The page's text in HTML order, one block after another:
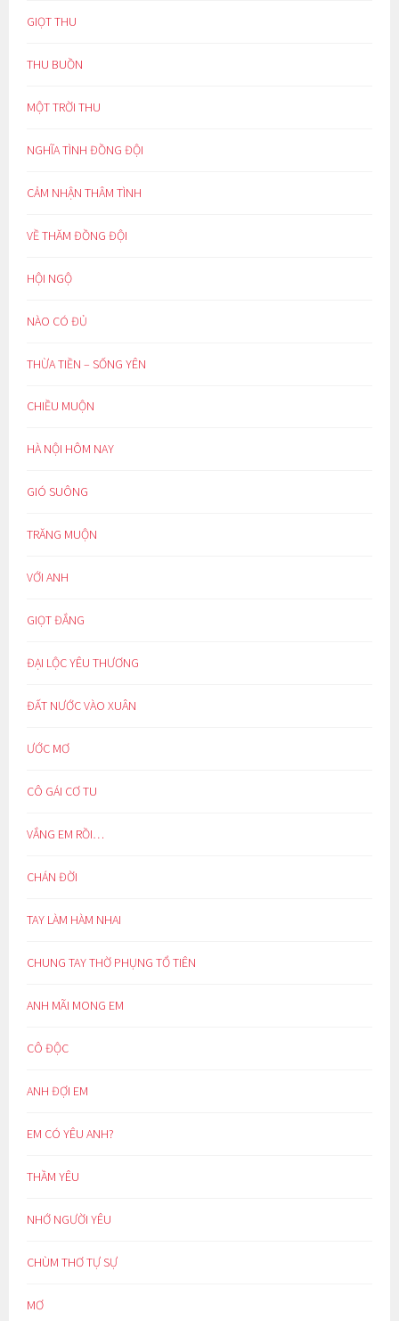
GIỌT THU
THU BUỒN
MỘT TRỜI THU
NGHĨA TÌNH ĐỒNG ĐỘI
CẢM NHẬN THÂM TÌNH
VỀ THĂM ĐỒNG ĐỘI
HỘI NGỘ
NÀO CÓ ĐỦ
THỪA TIỀN – SỐNG YÊN
CHIỀU MUỘN
HÀ NỘI HÔM NAY
GIÓ SUÔNG
TRĂNG MUỘN
VỚI ANH
GIỌT ĐẮNG
ĐẠI LỘC YÊU THƯƠNG
ĐẤT NƯỚC VÀO XUÂN
ƯỚC MƠ
CÔ GÁI CƠ TU
VẮNG EM RỒI…
CHÁN ĐỜI
TAY LÀM HÀM NHAI
CHUNG TAY THỜ PHỤNG TỔ TIÊN
ANH MÃI MONG EM
CÔ ĐỘC
ANH ĐỢI EM
EM CÓ YÊU ANH?
THẦM YÊU
NHỚ NGƯỜI YÊU
CHÙM THƠ TỰ SỰ
MƠ